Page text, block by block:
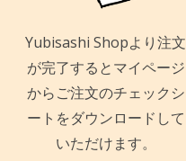
Yubisashi Shopより注文
が完了するとマイページ
からご注文のチェックシ
ートをダウンロードして
いただけます。